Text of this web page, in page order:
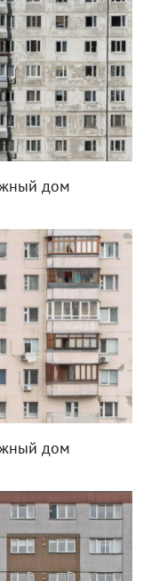
дом
дом